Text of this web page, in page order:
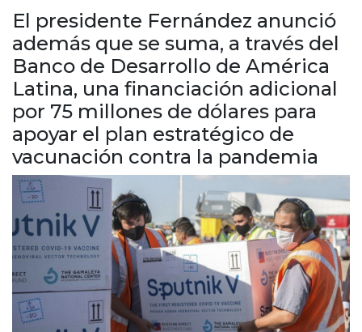
Humor
Valle de Calamuchita
Jesús María y norte
Cruz del Eje
Corredor de Ansenuza
La Carlota y zona
Laboulaye y sur
Bell Ville
Despeñaderos
El presidente Fernández anunció
además que se suma, a través del
Banco de Desarrollo de América
Latina, una financiación adicional
por 75 millones de dólares para
apoyar el plan estratégico de
vacunación contra la pandemia